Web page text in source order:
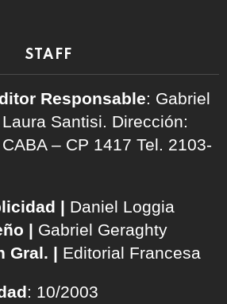
STAFF
Responsable: Gabriel
Santisi. Dirección:
– CP 1417 Tel. 2103-
| Daniel Loggia
| Gabriel Geraghty
Gral. | Editorial Francesa
: 10/2003